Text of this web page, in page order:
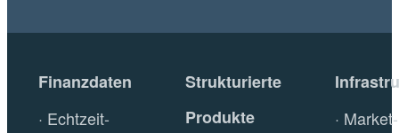
Finanzdaten
Echtzeit-
Strukturierte
Produkte
Market-